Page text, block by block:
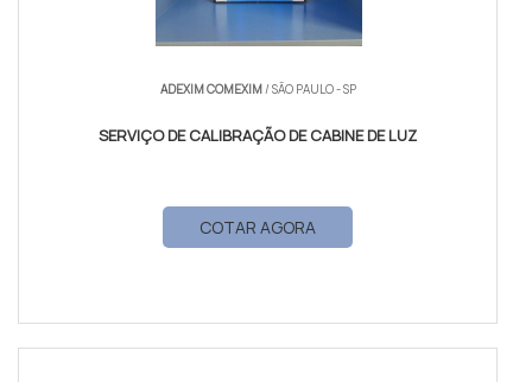
ADEXIM COMEXIM/ SÃO PAULO - SP
SERVIÇO DE CALIBRAÇÃO DE CABINE DE LUZ
COTAR AGORA